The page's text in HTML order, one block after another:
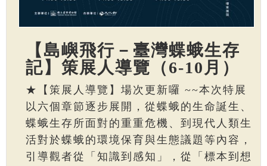
【島嶼飛行－臺灣蝶蛾生存
記】策展人導覽（6-10月）
★【策展人導覽】場次更新囉 ~~本次特展
以六個章節逐步展開，從蝶蛾的生命誕生、
蝶蛾生存所面對的重重危機、到現代人類生
活對於蝶蛾的環境保育與生態議題等內容，
引導觀者從「知識到感知」，從「標本到想